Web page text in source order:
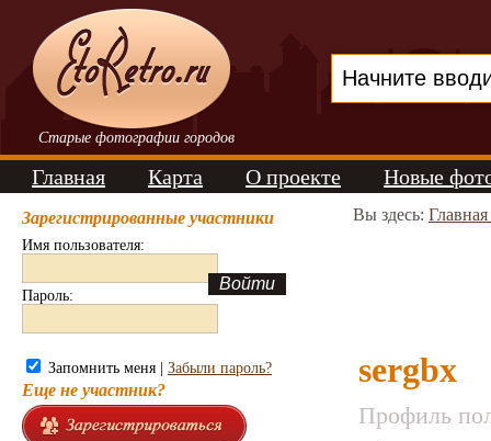
Старые фотографии городов
Главная Карта О проекте Новые
Зарегистрированные участники
Имя пользователя:
Пароль:
Запомнить меня | Забыли пароль?
Еще не участник?
Вы здесь:
sergbx
Профиль